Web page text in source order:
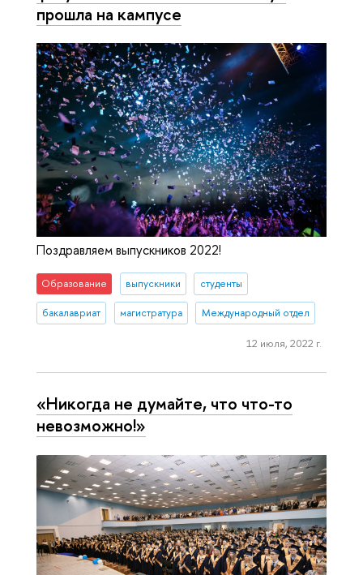
прошла на кампусе
Поздравляем выпускников 2022!
Образование выпускники студенты
бакалавриат магистратура Международный отдел
12 июля, 2022 г.
«Никогда не думайте, что что-то
невозможно!»